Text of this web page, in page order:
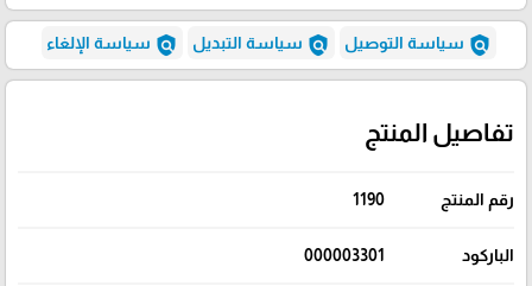
policy سياسة التوصيل policy سياسة التبديل policy سياسة الإلغاء
تفاصيل المنتج
رقم المنتج 1190
الباركود 000003301